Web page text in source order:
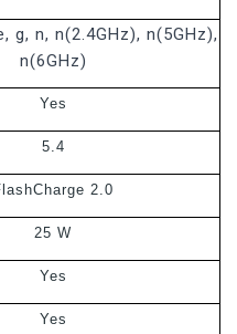
g, n, n(2.4GHz), n(5GHz),
n(6GHz)
Yes
5.4
2.0
25 W
Yes
Yes